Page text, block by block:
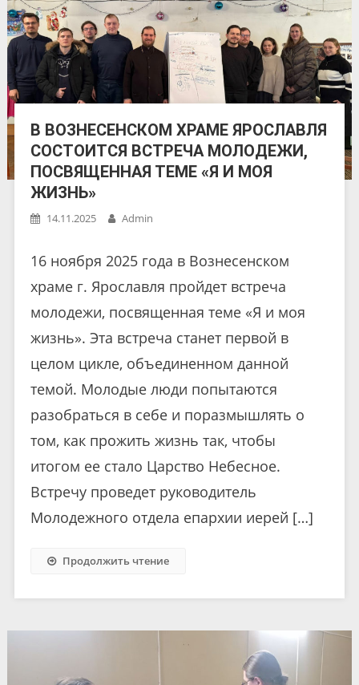
В ВОЗНЕСЕНСКОМ ХРАМЕ ЯРОСЛАВЛЯ
СОСТОИТСЯ ВСТРЕЧА МОЛОДЕЖИ,
ПОСВЯЩЕННАЯ ТЕМЕ «Я И МОЯ
ЖИЗНЬ»
14.11.2025 Admin
16 ноября 2025 года в Вознесенском
храме г. Ярославля пройдет встреча
молодежи, посвященная теме «Я и моя
жизнь». Эта встреча станет первой в
целом цикле, объединенном данной
темой. Молодые люди попытаются
разобраться в себе и поразмышлять о
том, как прожить жизнь так, чтобы
итогом ее стало Царство Небесное.
Встречу проведет руководитель
Молодежного отдела епархии иерей […]
Продолжить чтение